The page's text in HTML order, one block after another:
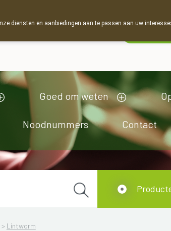
Goed om weten
Noodnummers Contact
> Lintworm
diensten en aanbiedingen aan te passen aan uw